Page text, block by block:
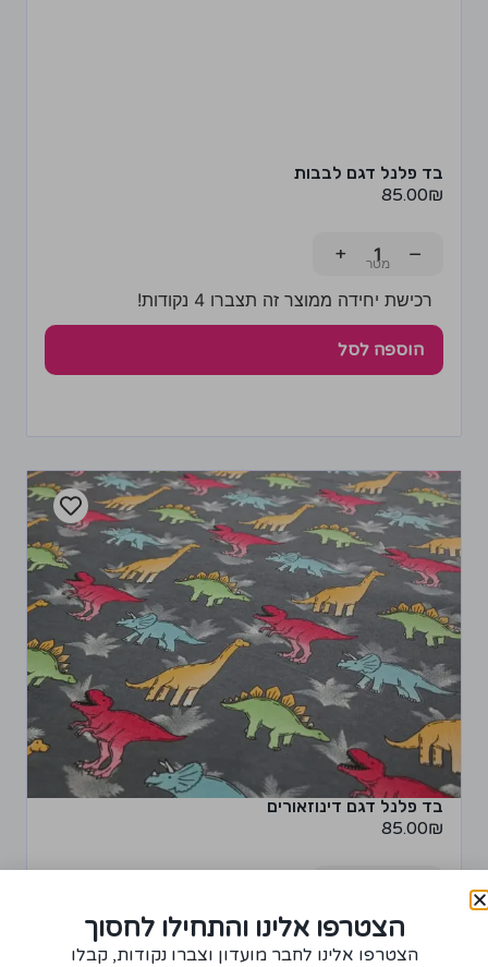
בד פלנל דגם לבבות
85.00₪
−
+
רכישת יחידה ממוצר זה תצברו 4 נקודות!
הוספה לסל
בד פלנל דגם דינוזאורים
85.00₪
רכישת יחידה ממוצר זה תצברו 4 נקודות!
הצטרפו אלינו והתחילו לחסוך
הצטרפו אלינו לחבר מועדון וצברו נקודות, קבלו